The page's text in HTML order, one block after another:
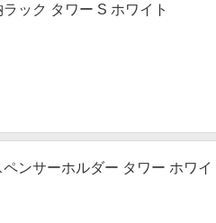
ック タワー S ホワイト
ンサーホルダー タワー ホワイ